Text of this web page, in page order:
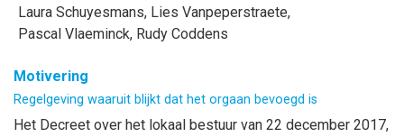
Laura Schuyesmans, Lies Vanpeperstraete,
Pascal Vlaeminck, Rudy Coddens
Motivering
Regelgeving waaruit blijkt dat het orgaan bevoegd is
Het Decreet over het lokaal bestuur van 22 december 2017,